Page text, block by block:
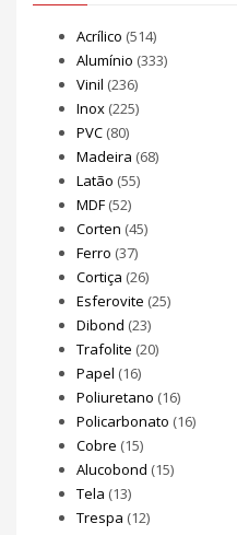
Acrílico (514)
Alumínio (333)
Vinil (236)
Inox (225)
PVC (80)
Madeira (68)
Latão (55)
MDF (52)
Corten (45)
Ferro (37)
Cortiça (26)
Esferovite (25)
Dibond (23)
Trafolite (20)
Papel (16)
Poliuretano (16)
Policarbonato (16)
Cobre (15)
Alucobond (15)
Tela (13)
Trespa (12)